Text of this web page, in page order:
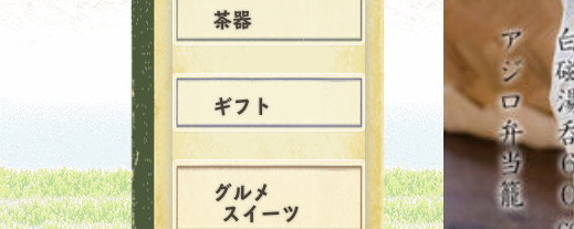
茶器
ギフト
グルメ
スイーツ